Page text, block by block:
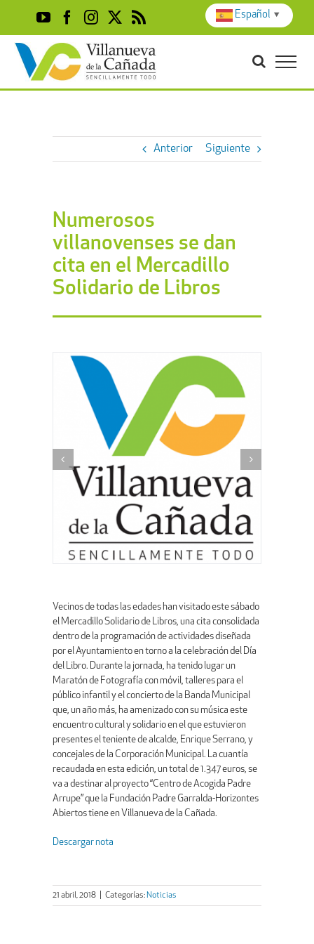
content
YouTubeFacebook
Instagram
X Rss
Anterior Siguiente
Numerosos
villanovenses se dan
cita en el Mercadillo
Solidario de Libros
Vecinos de todas las edades han visitado este sábado
el Mercadillo Solidario de Libros, una cita consolidada
dentro de la programación de actividades diseñada
por el Ayuntamiento en torno a la celebración del Día
del Libro. Durante la jornada, ha tenido lugar un
Maratón de Fotografía con móvil, talleres para el
público infantil y el concierto de la Banda Municipal
que, un año más, ha amenizado con su música este
encuentro cultural y solidario en el que estuvieron
presentes el teniente de alcalde, Enrique Serrano, y
concejales de la Corporación Municipal. La cuantía
recaudada en esta edición, un total de 1.347 euros, se
va a destinar al proyecto “Centro de Acogida Padre
Arrupe” que la Fundación Padre Garralda-Horizontes
Abiertos tiene en Villanueva de la Cañada.
Descargar nota
21 abril, 2018 Categorías: Noticias
Español ▼